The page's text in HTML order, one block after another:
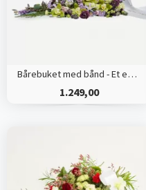
Bårebuket med bånd - Et eksklusivt farvel
1.249,00